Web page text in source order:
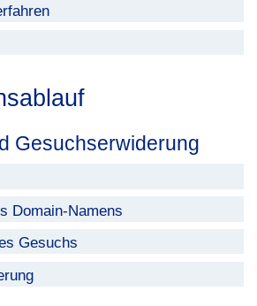
Gesuchserwiderung
Domain-Namens
Gesuchs